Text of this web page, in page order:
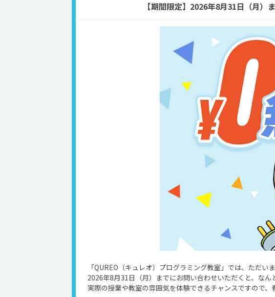
【期間限定】2026年8月31日（月）
「QUREO（キュレオ）プログラミング教室」では、ただい
2026年8月31日（月）までにお問い合わせいただくと、な
実際の授業や教室の雰囲気を体験できるチャンスですので